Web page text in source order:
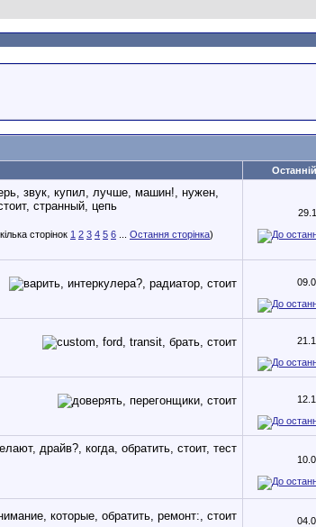
1 2 3 4 5 6 Остання сторінка)